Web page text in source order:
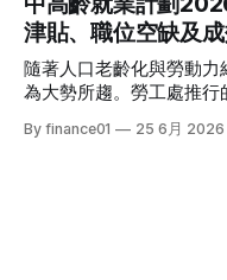
個月至1年不等追求絕對
債券 (T-Bills)4.0% -
是臥虎藏龍，由退隱江湖
再次掀起全城「追星」與「懷舊」熱
精彩集數，或者想一氣
音 4》全方位懶人包將為
容、終極結果，並結集
血淚評價！ 《中年好聲音 4》整季賽期與播放時間表 本季
津貼、職位空缺及
隨著人口老齡化與勞動
為大勢所趨。勞工處推行
企業聘用年長勞動力。本
By finance01 25 6月 2026